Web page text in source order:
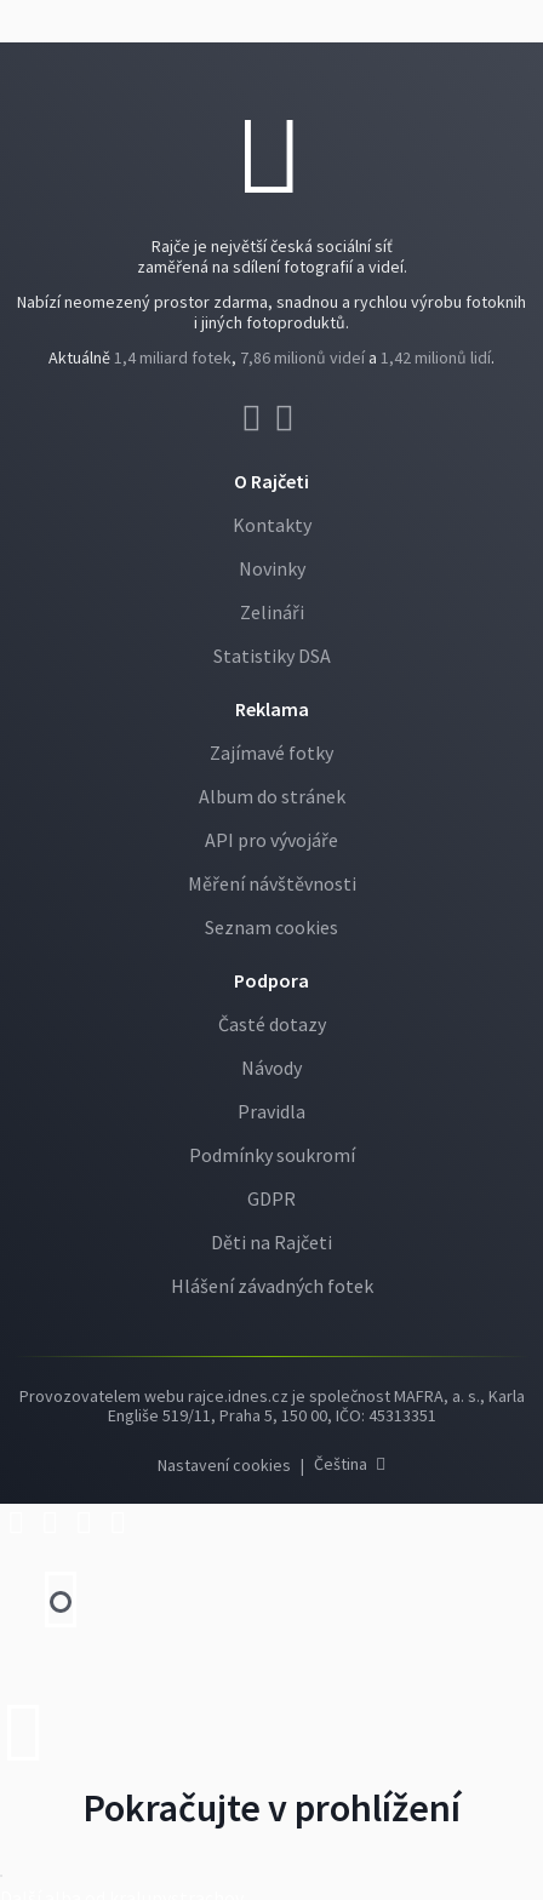
Rajče je největší česká sociální síť
zaměřená na sdílení fotografií a videí.
Nabízí neomezený prostor zdarma, snadnou a rychlou výrobu fotoknih
i jiných fotoproduktů.
Aktuálně1,4 miliard fotek, 7,86 milionů videí a 1,42 milionů lidí.
O Rajčeti
Kontakty
Novinky
Zelináři
Statistiky DSA
Reklama
Zajímavé fotky
Album do stránek
API pro vývojáře
Měření návštěvnosti
Seznam cookies
Podpora
Časté dotazy
Návody
Pravidla
Podmínky soukromí
GDPR
Děti na Rajčeti
Hlášení závadných fotek
Provozovatelem webu rajce.idnes.cz je společnost MAFRA, a. s., Karla
Engliše 519/11, Praha 5, 150 00, IČO: 45313351
Nastavení cookies | Čeština
Pokračujte v prohlížení